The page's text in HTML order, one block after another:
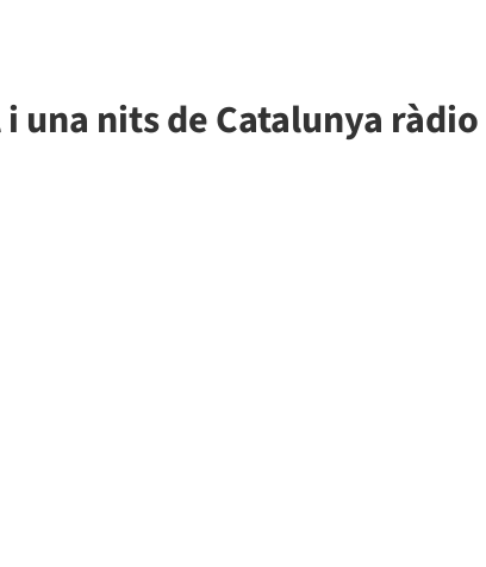
una nits de Catalunya